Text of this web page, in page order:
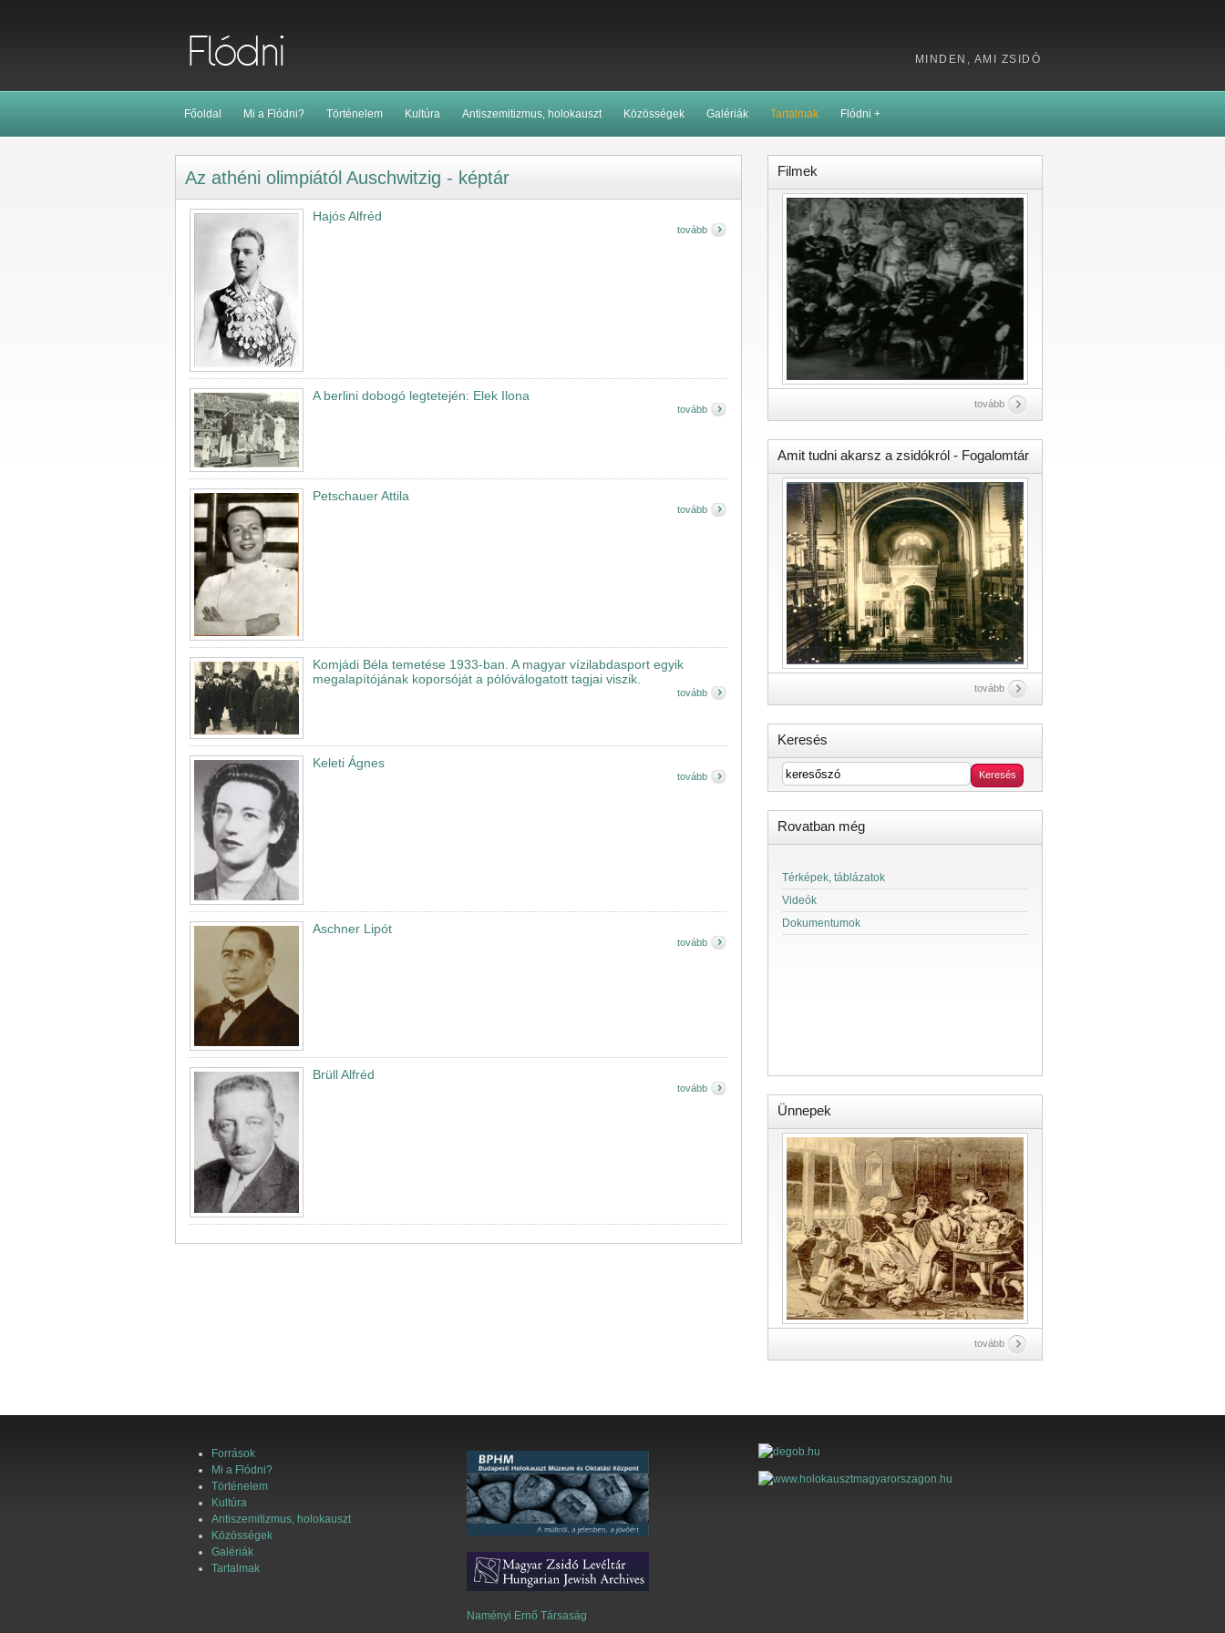
MINDEN, AMI ZSIDÓ
Főoldal Mi a Flódni? Történelem Kultúra Antiszemitizmus, holokauszt Közösségek Galériák Tartalmak Flódni +
Az athéni olimpiától Auschwitzig - képtár
Hajós Alfréd
tovább
A berlini dobogó legtetején: Elek Ilona
tovább
Petschauer Attila
tovább
Komjádi Béla temetése 1933-ban. A magyar vízilabdasport egyik
megalapítójának koporsóját a pólóválogatott tagjai viszik.
tovább
Keleti Ágnes
tovább
Aschner Lipót
tovább
Brüll Alfréd
tovább
Filmek
tovább
Amit tudni akarsz a zsidókról - Fogalomtár
tovább
Keresés
Rovatban még
Térképek, táblázatok
Videók
Dokumentumok
Ünnepek
tovább
Források
Mi a Flódni?
Történelem
Kultúra
Antiszemitizmus, holokauszt
Közösségek
Galériák
Tartalmak
Naményi Ernő Társaság